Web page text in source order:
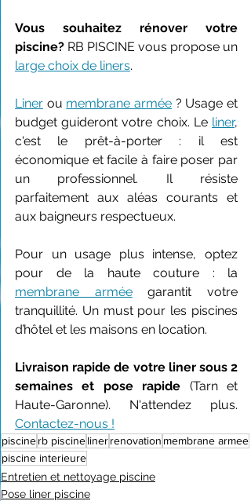
Vous souhaitez rénover votre
piscine?
large choix de liners.
Liner ou membrane armée ? Usage et
budget guideront votre choix. Le liner,
c'est le prêt-à-porter : il est
économique et facile à faire poser par
un professionnel. Il résiste
parfaitement aux aléas courants et
aux baigneurs respectueux.
Pour un usage plus intense, optez
membrane armée garantit votre
tranquillité. Un must pour les piscines
d’hôtel et les maisons en location.
Livraison rapide de votre liner sous 2
semaines et pose rapide (Tarn et
Contactez-nous !
piscinerb piscinelinerrenovation membrane armee
piscine interieure
Entretien et nettoyage piscine
Pose liner piscine